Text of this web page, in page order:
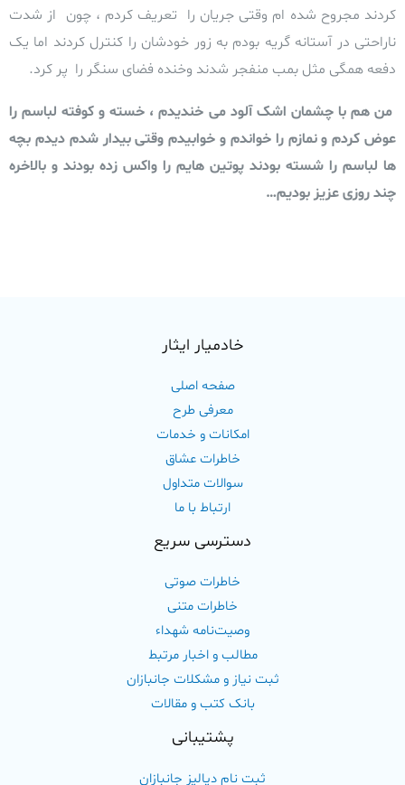
کردند مجروح شده ام وقتی جریان را تعریف کردم ،چون از شدت
ناراحتی در آستانه گریه بودم به زور خودشان را کنترل کردند اما یک
دفعه همگی مثل بمب منفجر شدند وخنده فضای سنگر را پر کرد.
من هم با چشمان اشک آلود می خندیدم ، خسته و کوفته لباسم را
عوض کردم و نمازم را خواندم و خوابیدم وقتی بیدار شدم دیدم بچه
ها لباسم را شسته بودند پوتین هایم را واکس زده بودند و بالاخره
چند روزی عزیز بودیم…
خادمیار ایثار
صفحه اصلی
معرفی طرح
امکانات و خدمات
خاطرات عشاق
سوالات متداول
ارتباط با ما
دسترسی سریع
خاطرات صوتی
خاطرات متنی
وصیت‌نامه شهداء
مطالب و اخبار مرتبط
ثبت نیاز و مشکلات جانبازان
بانک کتب و مقالات
پشتیبانی
ثبت نام دیالیز جانبازان